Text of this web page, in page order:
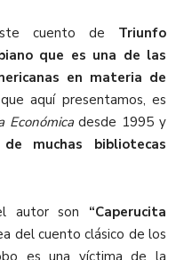
cuento de Triunfo
que es una de las
en materia de
aquí presentamos, es
Económicadesde 1995 y
muchas bibliotecas
autor son “Caperucita
del cuento clásico de los
es una víctima de la